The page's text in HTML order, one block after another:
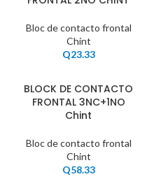
Bloc de contacto frontal
Chint
Q23.33
BLOCK DE CONTACTO
FRONTAL 3NC+1NO
Chint
Bloc de contacto frontal
Chint
Q58.33